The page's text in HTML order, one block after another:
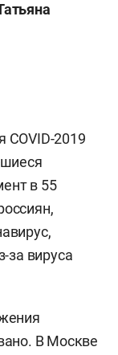
COVID-2019
в 55
за вируса
В Москве